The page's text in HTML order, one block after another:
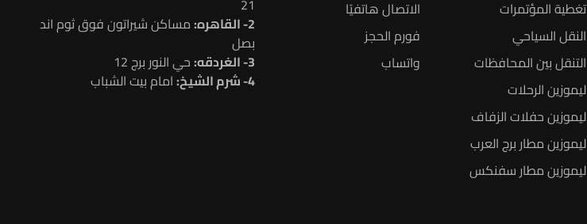
تغطية المؤتمرات
النقل السياحي
التنقل بين المحافظات
ليموزين الرحلات
ليموزين حفلات الزفاف
ليموزين مطار برج العرب
ليموزين مطار سفنكس
الاتصال هاتفيًا
فورم الحجز
واتساب
21
2- القاهره:
مساكن شيراتون فوق ثوم اند
بصل
3- الغردقه:
حي النور برج 12
4- شرم الشيخ:
امام بيت الشباب